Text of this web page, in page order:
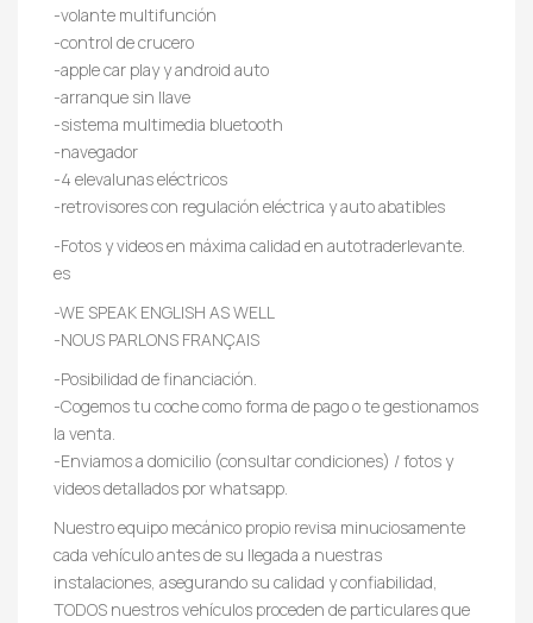
-volante multifunción
-control de crucero
-apple car play y android auto
-arranque sin llave
-sistema multimedia bluetooth
-navegador
-4 elevalunas eléctricos
-retrovisores con regulación eléctrica y auto abatibles
-Fotos y videos en máxima calidad en autotraderlevante.
es
-WE SPEAK ENGLISH AS WELL
-NOUS PARLONS FRANÇAIS
-Posibilidad de financiación.
-Cogemos tu coche como forma de pago o te gestionamos
la venta.
-Enviamos a domicilio (consultar condiciones) / fotos y
videos detallados por whatsapp.
Nuestro equipo mecánico propio revisa minuciosamente
cada vehículo antes de su llegada a nuestras
instalaciones, asegurando su calidad y confiabilidad,
TODOS nuestros vehículos proceden de particulares que